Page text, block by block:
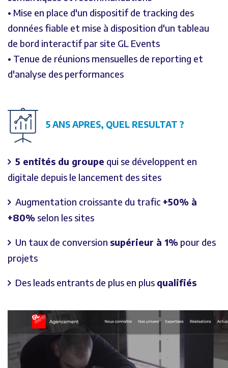
• Mise en place d'un dispositif de tracking des
données fiable et mise à disposition d'un tableau
de bord interactif par site GL Events
• Tenue de réunions mensuelles de reporting et
d'analyse des performances
5 ANS APRES, QUEL RESULTAT ?
5 entités du groupe qui se développent en
digitale depuis le lancement des sites
Augmentation croissante du trafic +50% à
+80% selon les sites
Un taux de conversion supérieur à 1% pour des
projets
Des leads entrants de plus en plus qualifiés